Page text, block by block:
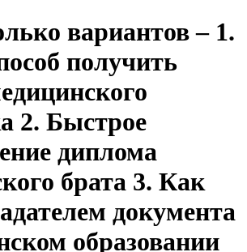
вариантов – 1.
получить
2. Быстрое
диплома
брата 3. Как
документа
образовании